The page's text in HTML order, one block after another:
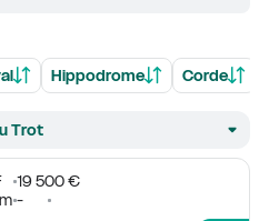
Hippodrome Corde
Trot
19 500 €
-